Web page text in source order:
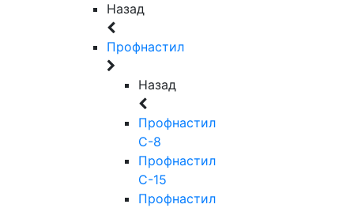
Назад
Профнастил
Назад
Профнастил
С-8
Профнастил
С-15
Профнастил